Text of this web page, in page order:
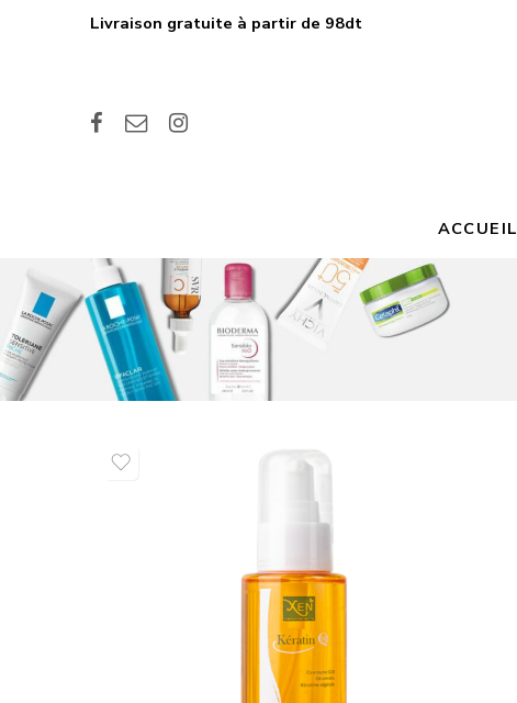
Livraison gratuite à partir de 98dt
ACCUEIL